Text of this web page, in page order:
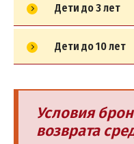
Дети до 3 лет
Дети до 10 лет
Условия
возврата